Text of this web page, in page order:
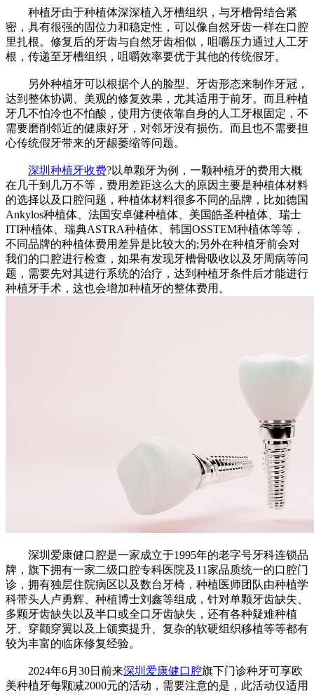
种植牙由于种植体深深植入牙槽组织，与牙槽骨结合紧
密，具有很强的固位力和稳定性，可以像自然牙齿一样在口腔
里扎根。修复后的牙齿与自然牙齿相似，咀嚼压力通过人工牙
根，传递至牙槽组织，咀嚼效率要优于其他的传统假牙。
另外种植牙可以根据个人的脸型、牙齿形态来制作牙冠，
达到整体协调、美观的修复效果，尤其适用于前牙。而且种植
牙几不怕冷也不怕酸，使用方便依靠自身的人工牙根固定，不
需要磨削邻近的健康好牙，对邻牙没有损伤。而且也不需要担
心传统假牙带来的牙龈萎缩等问题。
深圳种植牙收费?以单颗牙为例，一颗种植牙的费用大概
在几千到几万不等，费用差距这么大的原因主要是种植体材料
的选择以及口腔问题，种植体材料很多不同的品牌，比如德国
Ankylos种植体、法国安卓健种植体、美国皓圣种植体、瑞士
ITI种植体、瑞典ASTRA种植体、韩国OSSTEM种植体等等，
不同品牌的种植体费用差异是比较大的;另外在种植牙前会对
我们的口腔进行检查，如果有发现牙槽骨吸收以及牙周病等问
题，需要先对其进行系统的治疗，达到种植牙条件后才能进行
种植牙手术，这也会增加种植牙的整体费用。
深圳爱康健口腔是一家成立于1995年的老字号牙科连锁品
牌，旗下拥有一家二级口腔专科医院及11家品质统一的口腔门
诊，拥有独层住院病区以及数台牙椅，种植医师团队由种植学
科带头人卢勇辉、种植博士刘鑫等组成，针对单颗牙齿缺失、
多颗牙齿缺失以及半口或全口牙齿缺失，还有各种疑难种植
牙、穿颧穿翼以及上颌窦提升、复杂的软硬组织移植等等都有
较为丰富的临床修复经验。
2024年6月30日前来深圳爱康健口腔旗下门诊种牙可享欧
美种植牙每颗减2000元的活动，需要注意的是，此活动仅适用